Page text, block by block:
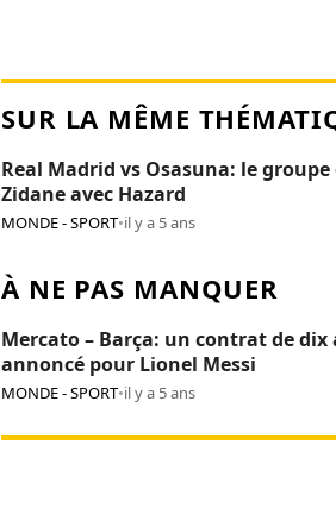
SUR LA MÊME
Real Madrid vs Osasuna: le groupe
Zidane avec Hazard
MONDE - SPORT•il y a 5 ans
À NE PAS MANQUER
Mercato – Barça: un contrat de dix
annoncé pour Lionel Messi
MONDE - SPORT•il y a 5 ans